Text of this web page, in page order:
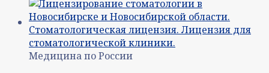
Медицина по России